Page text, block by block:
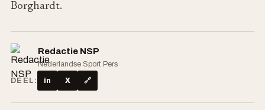
Borghardt.
Redactie NSP
Nederlandse Sport Pers
DEEL:
in X 🔗